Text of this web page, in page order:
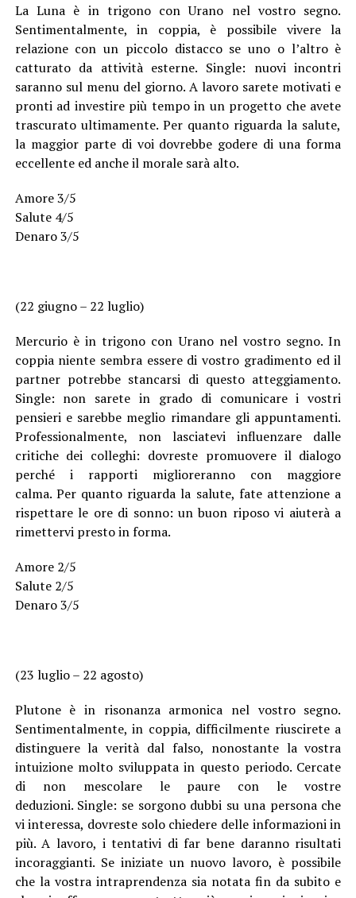
La Luna è in trigono con Urano nel vostro segno.
Sentimentalmente, in coppia, è possibile vivere la
relazione con un piccolo distacco se uno o l’altro è
catturato da attività esterne. Single: nuovi incontri
saranno sul menu del giorno. A lavoro sarete motivati e
pronti ad investire più tempo in un progetto che avete
trascurato ultimamente. Per quanto riguarda la salute,
la maggior parte di voi dovrebbe godere di una forma
eccellente ed anche il morale sarà alto.
Amore 3/5
Salute 4/5
Denaro 3/5
(22 giugno – 22 luglio)
Mercurio è in trigono con Urano nel vostro segno. In
coppia niente sembra essere di vostro gradimento ed il
partner potrebbe stancarsi di questo atteggiamento.
Single: non sarete in grado di comunicare i vostri
pensieri e sarebbe meglio rimandare gli appuntamenti.
Professionalmente, non lasciatevi influenzare dalle
critiche dei colleghi: dovreste promuovere il dialogo
perché i rapporti miglioreranno con maggiore
calma. Per quanto riguarda la salute, fate attenzione a
rispettare le ore di sonno: un buon riposo vi aiuterà a
rimettervi presto in forma.
Amore 2/5
Salute 2/5
Denaro 3/5
(23 luglio – 22 agosto)
Plutone è in risonanza armonica nel vostro segno.
Sentimentalmente, in coppia, difficilmente riuscirete a
distinguere la verità dal falso, nonostante la vostra
intuizione molto sviluppata in questo periodo. Cercate
di non mescolare le paure con le vostre
deduzioni. Single: se sorgono dubbi su una persona che
vi interessa, dovreste solo chiedere delle informazioni in
più. A lavoro, i tentativi di far bene daranno risultati
incoraggianti. Se iniziate un nuovo lavoro, è possibile
che la vostra intraprendenza sia notata fin da subito e